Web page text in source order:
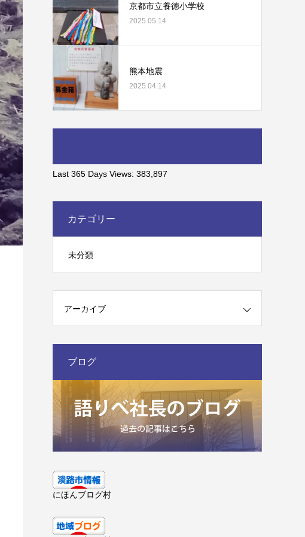
京都市立養徳小学校
2025.05.14
熊本地震
2025.04.14
Last 365 Days Views: 383,897
カテゴリー
未分類
アーカイブ
ブログ
にほんブログ村